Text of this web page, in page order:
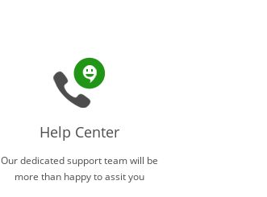
Help Center
Our dedicated support team will be
more than happy to assit you